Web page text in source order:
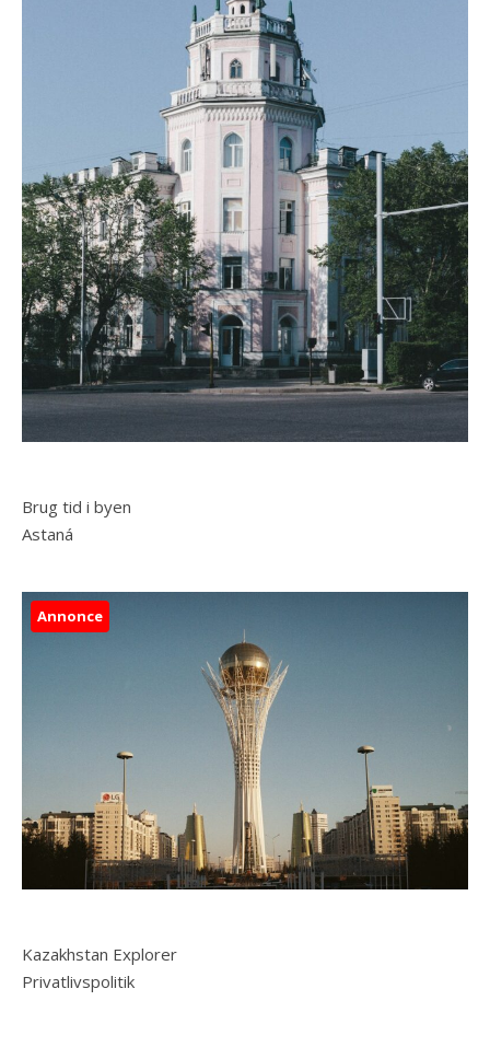
Brug tid i byen
Astaná
Annonce
Kazakhstan Explorer
Privatlivspolitik